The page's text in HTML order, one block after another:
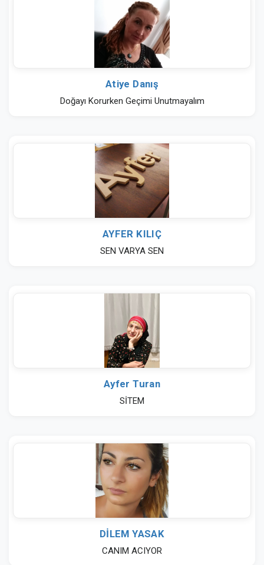
Atiye Danış
Doğayı Korurken Geçimi Unutmayalım
AYFER KILIÇ
SEN VARYA SEN
Ayfer Turan
SİTEM
DİLEM YASAK
CANIM ACIYOR